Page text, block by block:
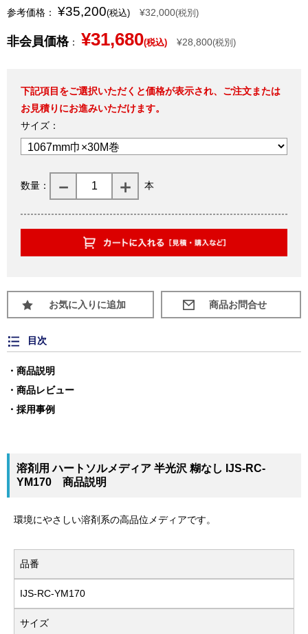
参考価格： ¥35,200(税込) ¥32,000(税別)
非会員価格： ¥31,680(税込) ¥28,800(税別)
下記項目をご選択いただくと価格が表示され、ご注文または
お見積りにお進みいただけます。
サイズ：
数量： 本
お気に入りに追加
目次
商品説明
商品レビュー
採用事例
溶剤用 ハートソルメディア 半光沢 糊なし IJS-RC-
YM170 商品説明
環境にやさしい溶剤系の高品位メディアです。
品番
IJS-RC-YM170
サイズ